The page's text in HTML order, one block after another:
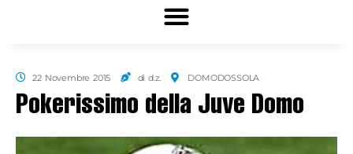
22 Novembre 2015 di d.z. DOMODOSSOLA
Pokerissimo della Juve Domo